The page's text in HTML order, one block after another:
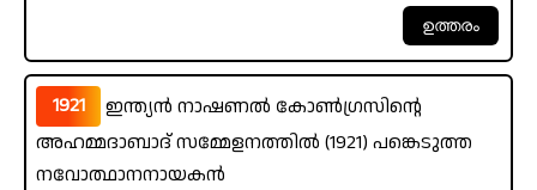
1921
ഇന്ത്യൻ നാഷണൽ കോൺഗ്രസിന്റെ
അഹമ്മദാബാദ് സമ്മേളനത്തിൽ (1921) പങ്കെടുത്ത
നവോത്ഥാനനായകൻ